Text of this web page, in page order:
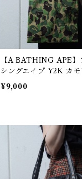
【A BATHING APE】
シングエイプ Y2K カモ
ジュ柄トートバッグ
eige
¥9,000